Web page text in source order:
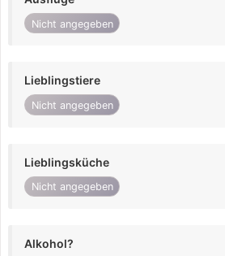
Nicht angegeben
Lieblingstiere
Nicht angegeben
Lieblingsküche
Nicht angegeben
Alkohol?